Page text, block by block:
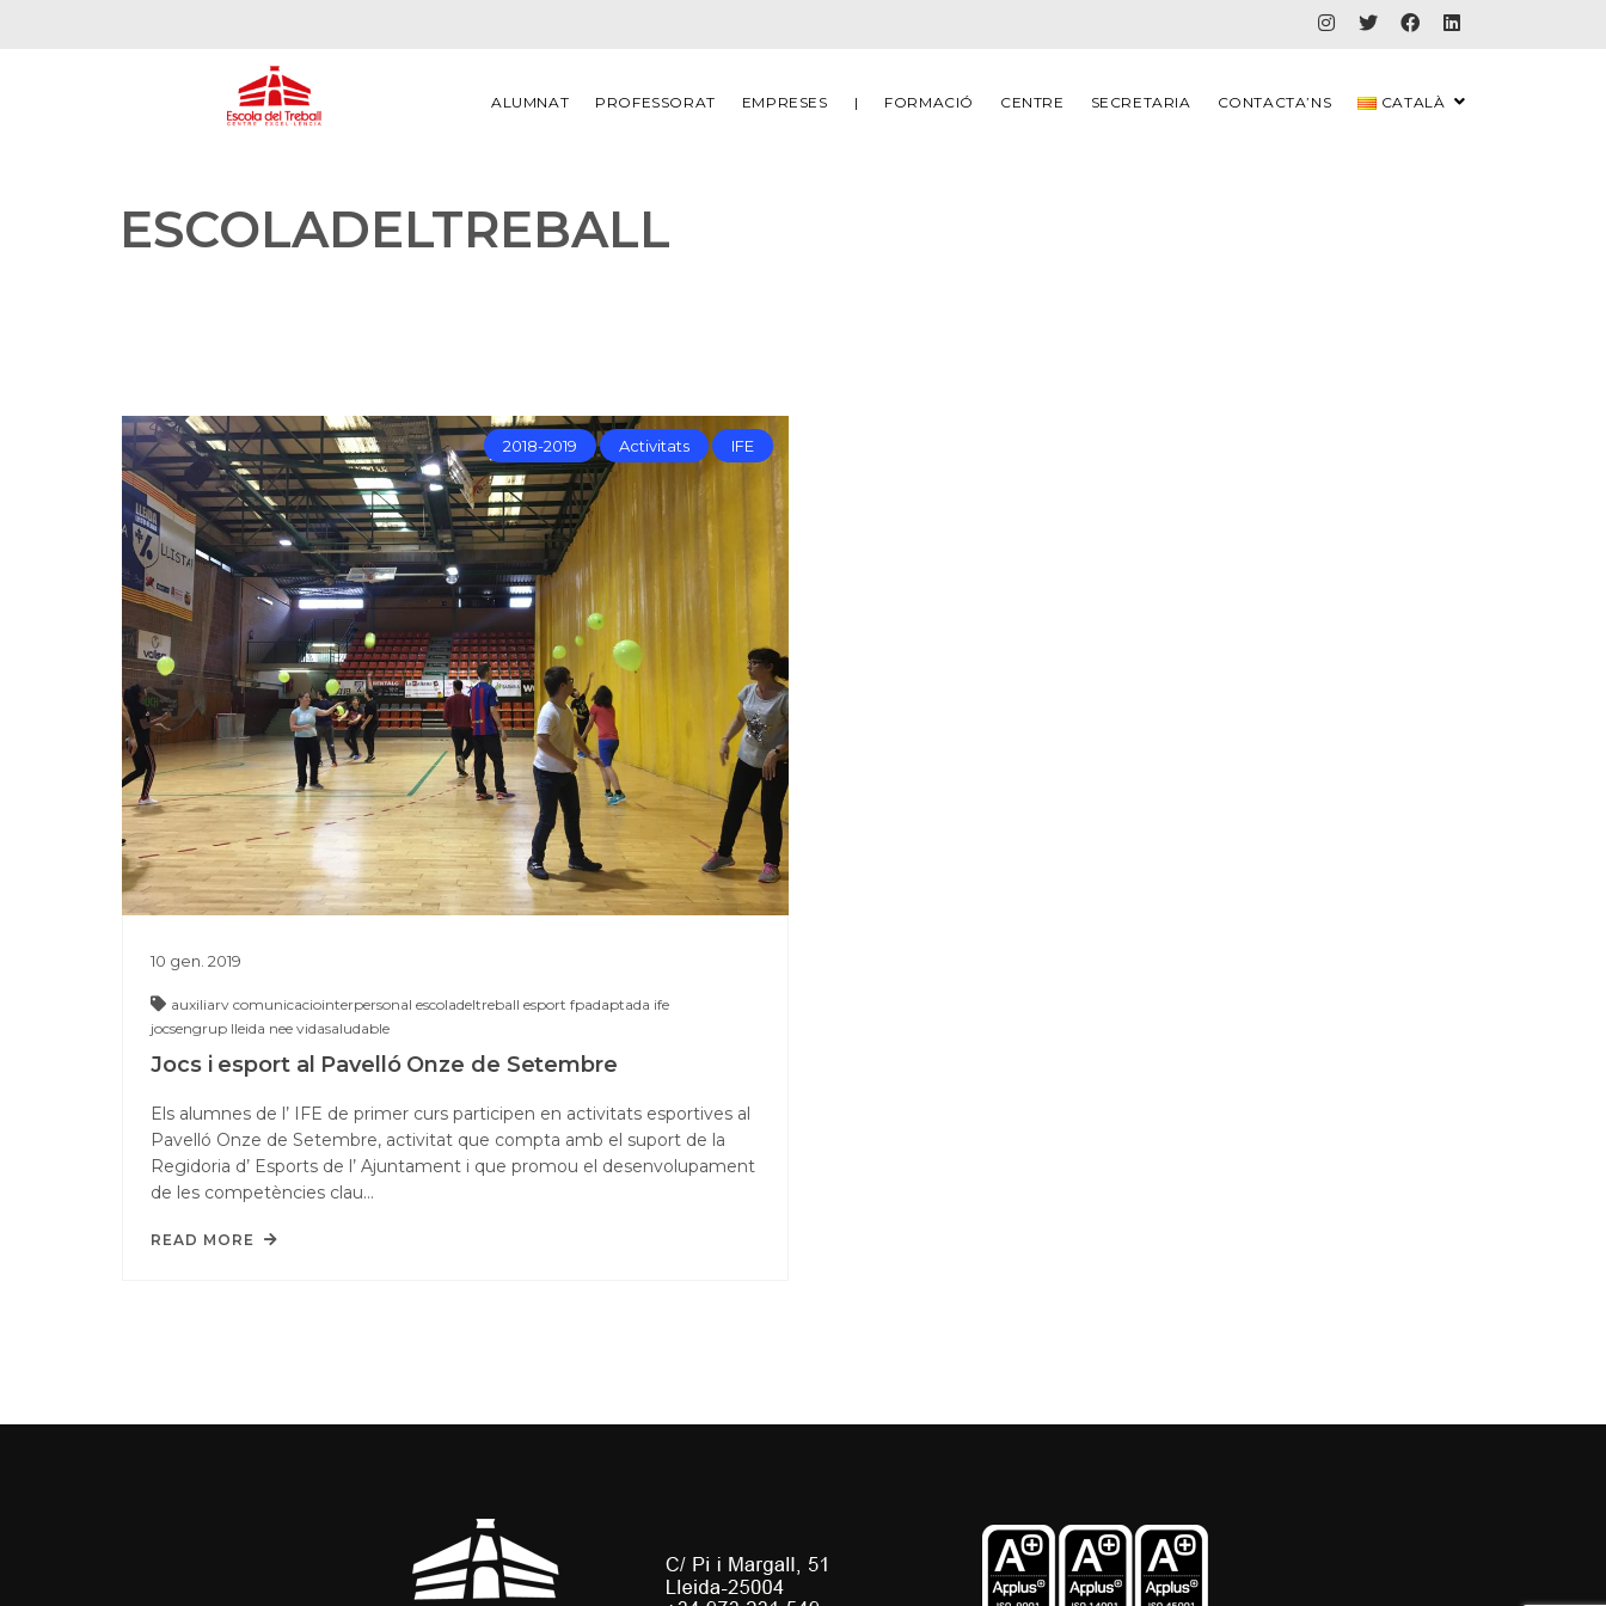
ALUMNAT PROFESSORAT EMPRESES | FORMACIÓ CENTRE SECRETARIA CONTACTA’NS CATALÀ
ESCOLADELTREBALL
2018-2019 Activitats IFE
10 gen. 2019
auxiliarv comunicaciointerpersonal escoladeltreball esport fpadaptada ife
jocsengrup lleida nee vidasaludable
Jocs i esport al Pavelló Onze de Setembre
Els alumnes de l’ IFE de primer curs participen en activitats esportives al
Pavelló Onze de Setembre, activitat que compta amb el suport de la
Regidoria d’ Esports de l’ Ajuntament i que promou el desenvolupament
de les competències clau…
READ MORE